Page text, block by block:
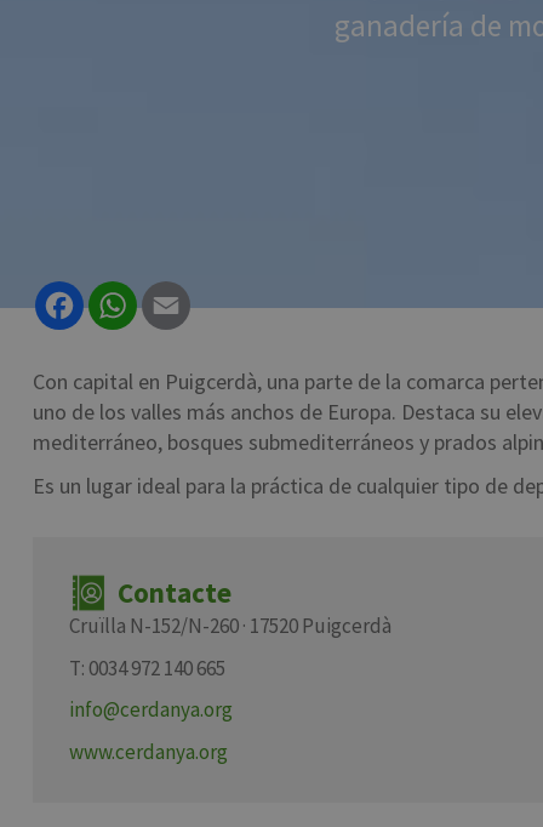
ganadería de
FacebookWhatsApp
Con capital en Puigcerdà, una parte de la comarca
uno de los valles más anchos de Europa. Destaca su
mediterráneo, bosques submediterráneos y prados
Es un lugar ideal para la práctica de cualquier tipo de
Contacte
Cruïlla N-152/N-260 · 17520 Puigcerdà
T: 0034 972 140 665
info@cerdanya.org
www.cerdanya.org